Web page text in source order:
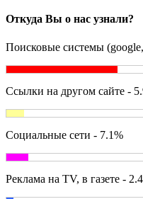
Откуда Вы о нас узнали?
Поисковые системы
Ссылки на другом сайте -
Социальные сети - 7.1%
Реклама на TV, в газете -